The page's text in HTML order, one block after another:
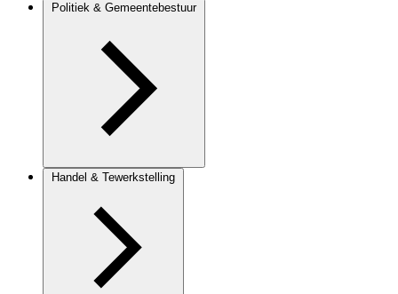
Politiek & Gemeentebestuur
Handel & Tewerkstelling